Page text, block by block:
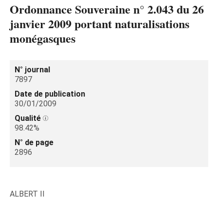
Ordonnance Souveraine n° 2.043 du 26
janvier 2009 portant naturalisations
monégasques
N° journal
7897
Date de publication
30/01/2009
Qualité
98.42%
N° de page
2896
ALBERT II